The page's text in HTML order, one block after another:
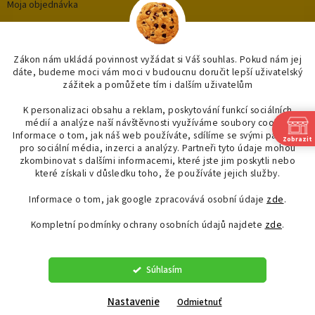
Zákon nám ukládá povinnost vyžádat si Váš souhlas. Pokud nám jej
dáte, budeme moci vám moci v budoucnu doručit lepší uživatelský
zážitek a pomůžete tím i dalším uživatelům
K personalizaci obsahu a reklam, poskytování funkcí sociálních
médií a analýze naší návštěvnosti využíváme soubory cookie.
Informace o tom, jak náš web používáte, sdílíme se svými partnery
pro sociální média, inzerci a analýzy. Partneři tyto údaje mohou
zkombinovat s dalšími informacemi, které jste jim poskytli nebo
které získali v důsledku toho, že používáte jejich služby.
Informace o tom, jak google zpracovává osobní údaje zde.
Kompletní podmínky ochrany osobních údajů najdete zde.
Súhlasím
Nastavenie Odmietnuť
Moja objednávka
Kategórie
OUTLET až -75%
OBKLADY A DLAŽBY
KOUPELNY
OSVĚTLENÍ
SAPHO
Copyright 2026 "OBKLADYADLAZBY.CZ"
. Všetky práva vyhradené.
Zobrazit